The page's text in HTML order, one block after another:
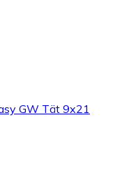
GW Tät 9x21